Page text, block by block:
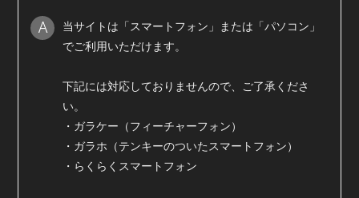
無料会員登録
A
当サイトは「スマートフォン」または「パソコン」
でご利用いただけます。
下記には対応しておりませんので、ご了承くださ
い。
・ガラケー（フィーチャーフォン）
・ガラホ（テンキーのついたスマートフォン）
・らくらくスマートフォン